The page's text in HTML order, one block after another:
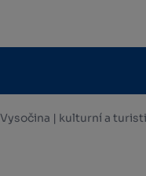
| kulturní a